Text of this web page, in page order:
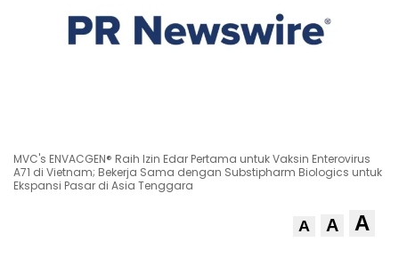
MVC's ENVACGEN® Raih Izin Edar Pertama untuk Vaksin Enterovirus
A71 di Vietnam; Bekerja Sama dengan Substipharm Biologics untuk
Ekspansi Pasar di Asia Tenggara
A A A